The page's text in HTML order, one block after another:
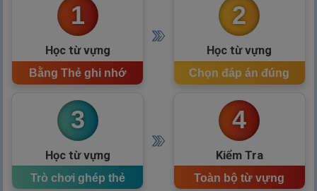
1
Học từ vựng
Bằng Thẻ ghi nhớ
2
Học từ vựng
Chọn đáp án đúng
3
Học từ vựng
Trò chơi ghép thẻ
4
Kiểm Tra
Toàn bộ từ vựng